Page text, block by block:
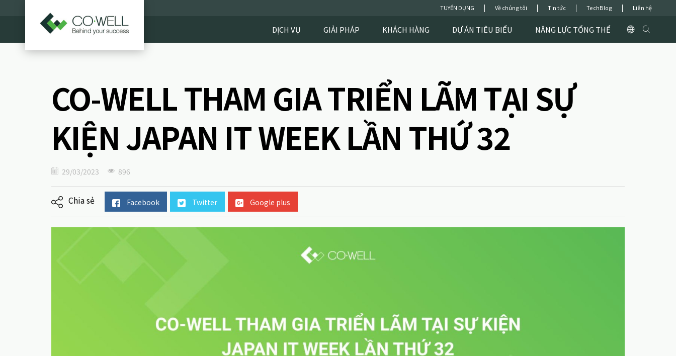
TUYỂN DỤNG Về chúng tôi Tin tức TechBlog Liên hệ
DỊCH VỤ GIẢI PHÁP KHÁCH HÀNG DỰ ÁN TIÊU BIỂU NĂNG LỰC TỔNG THỂ
CO-WELL THAM GIA TRIỂN LÃM TẠI SỰ
KIỆN JAPAN IT WEEK LẦN THỨ 32
29/03/2023 896
Chia sẻ Facebook Twitter Google plus